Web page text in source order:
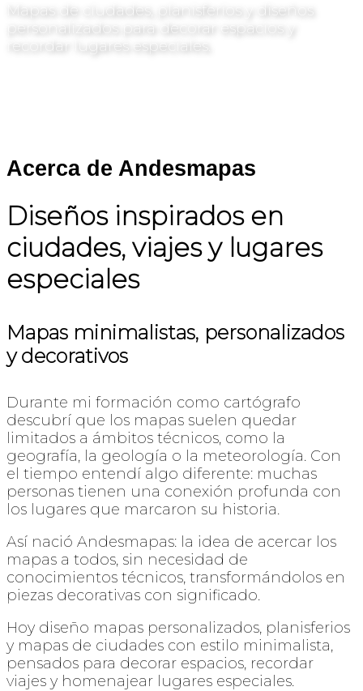
Mapas de ciudades, planisferios y diseños
personalizados para decorar espacios y
recordar lugares especiales.
Acerca de Andesmapas
Diseños inspirados en
ciudades, viajes y lugares
especiales
Mapas minimalistas, personalizados
y decorativos
Durante mi formación como cartógrafo
descubrí que los mapas suelen quedar
limitados a ámbitos técnicos, como la
geografía, la geología o la meteorología. Con
el tiempo entendí algo diferente: muchas
personas tienen una conexión profunda con
los lugares que marcaron su historia.
Así nació Andesmapas: la idea de acercar los
mapas a todos, sin necesidad de
conocimientos técnicos, transformándolos en
piezas decorativas con significado.
Hoy diseño mapas personalizados, planisferios
y mapas de ciudades con estilo minimalista,
pensados para decorar espacios, recordar
viajes y homenajear lugares especiales.